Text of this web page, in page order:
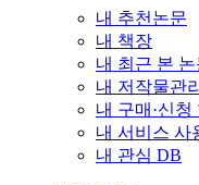
내 추천논문
내 책장
내 최근 본 논
내 저작물관리
내 구매·신청
내 서비스 사
내 관심 DB